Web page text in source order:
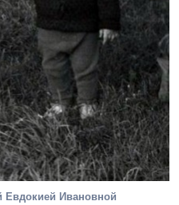
Евдокией Ивановной